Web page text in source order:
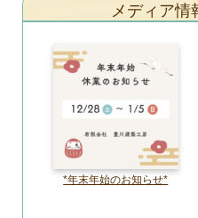
メディア情
*年末年始のお知らせ*